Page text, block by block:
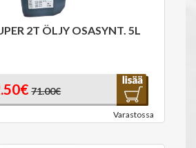
2T ÖLJY OSASYNT. 5L
71.00€
Varastossa